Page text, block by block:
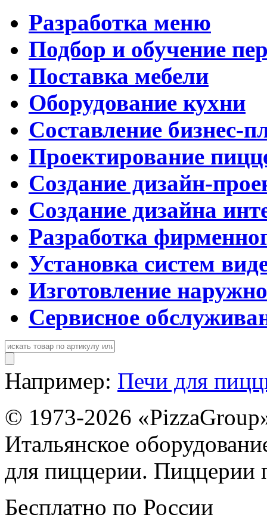
Разработка меню
Подбор и обучение
Поставка мебели
Оборудование кухни
Составление бизнес-
Проектирование
Создание дизайн-
Создание дизайна
Разработка
Установка систем
Изготовление
Сервисное
Например: Печи для
© 1973-2026
Итальянское
для пиццерии. Пиццерии
Бесплатно по России